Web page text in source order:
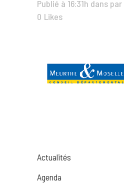
Publié à 16:31h dans par
0 Likes
Actualités
Agenda